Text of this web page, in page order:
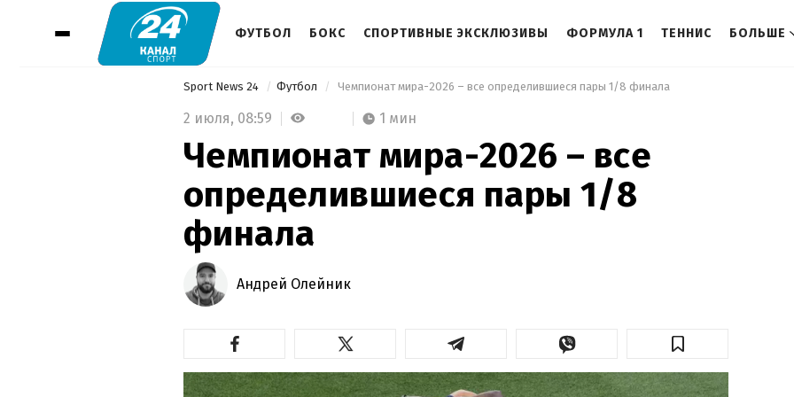
ФУТБОЛ БОКС СПОРТИВНЫЕ ЭКСКЛЮЗИВЫ ФОРМУЛА 1 ТЕННИС БОЛЬШЕ
Sport News 24 Футбол Чемпионат мира-2026 – все определившиеся пары 1/8 финала
2 июля, 08:59 1 мин
Чемпионат мира-2026 – все
определившиеся пары 1/8
финала
Андрей Олейник